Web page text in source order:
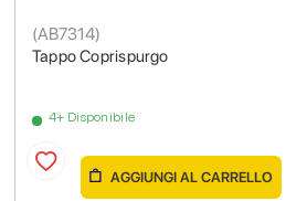
Tappo Coprispurgo
(AB7314)
4+ Disponibile
AGGIUNGI AL CARRELLO